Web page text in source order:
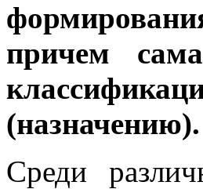
причем
(назначению).
Среди